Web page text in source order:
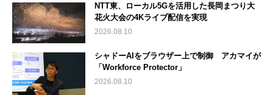
NTT東、ローカル5Gを活用した長岡まつり大
花火大会の4Kライブ配信を実現
2026.08.10
シャドーAIをブラウザー上で制御 アカマイが
「Workforce Protector」
2026.08.10